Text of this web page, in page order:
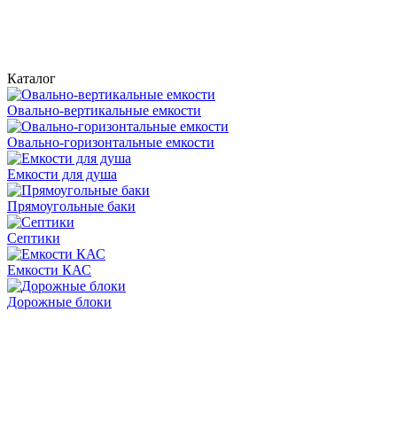
Каталог
Овально-вертикальные емкости
Овально-горизонтальные емкости
Емкости для душа
Прямоугольные баки
Септики
Емкости КАС
Дорожные блоки